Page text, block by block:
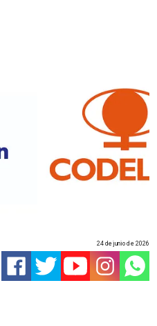
24 de junio de 2026